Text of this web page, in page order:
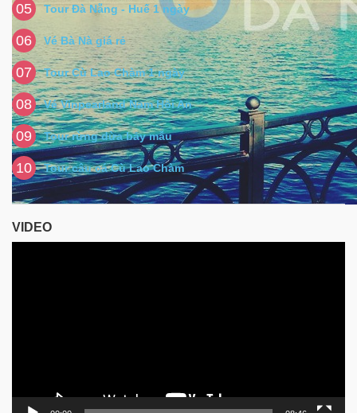
05 Tour Đà Nẵng - Huế 1 ngày
06 Vé Bà Nà giá rẻ
07 Tour Cù Lao Chàm 1 ngày
08 Vé Vinpearland Nam Hội An
09 Tour rừng dừa bảy mẫu
10 Tour câu cá Cù Lao Chàm
VIDEO